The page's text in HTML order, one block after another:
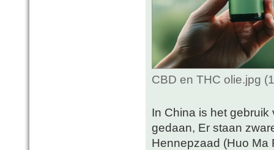
CBD en THC olie.jpg
In China is het
gedaan, Er staan
Hennepzaad (Huo Ma